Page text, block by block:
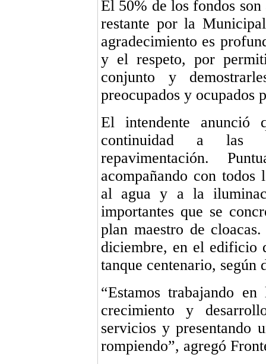
El 50% de los fondos
restante por la
agradecimiento es
y el respeto, por
conjunto y
preocupados y ocupados
El intendente anunció
continuidad a las
repavimentación.
acompañando con
al agua y a la
importantes que se
plan maestro de
diciembre, en el edificio
tanque centenario, según
“Estamos trabajando
crecimiento y
servicios y presentando
rompiendo”, agregó